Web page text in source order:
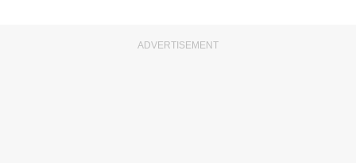
ADVERTISEMENT